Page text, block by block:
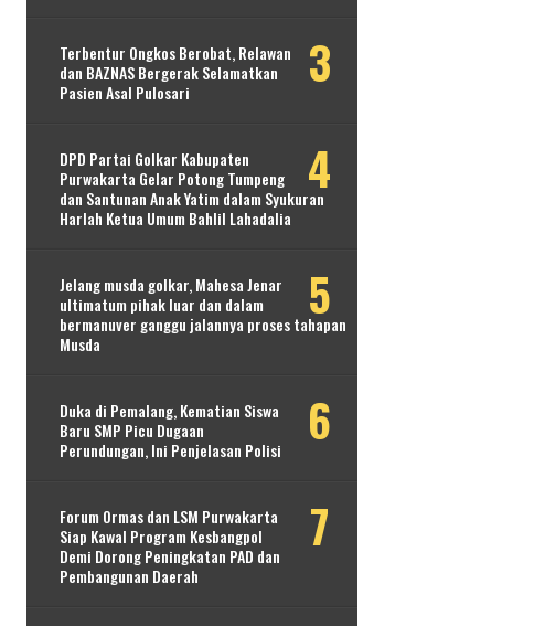
Terbentur Ongkos Berobat, Relawan
dan BAZNAS Bergerak Selamatkan
Pasien Asal Pulosari
DPD Partai Golkar Kabupaten
Purwakarta Gelar Potong Tumpeng
dan Santunan Anak Yatim dalam Syukuran
Harlah Ketua Umum Bahlil Lahadalia
Jelang musda golkar, Mahesa Jenar
ultimatum pihak luar dan dalam
bermanuver ganggu jalannya proses tahapan
Musda
Duka di Pemalang, Kematian Siswa
Baru SMP Picu Dugaan
Perundungan, Ini Penjelasan Polisi
Forum Ormas dan LSM Purwakarta
Siap Kawal Program Kesbangpol
Demi Dorong Peningkatan PAD dan
Pembangunan Daerah